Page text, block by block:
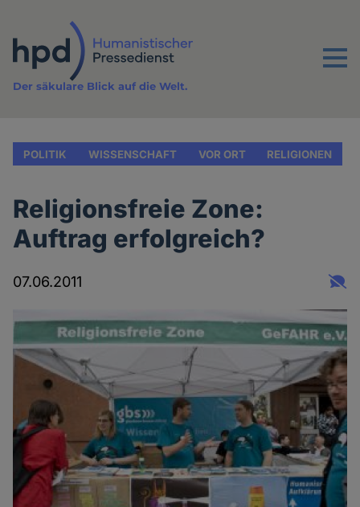
Inhalt
Menu
Der säkulare Blick auf die Welt.
POLITIK WISSENSCHAFT VOR ORT RELIGIONEN
Religionsfreie Zone:
Auftrag erfolgreich?
07.06.2011